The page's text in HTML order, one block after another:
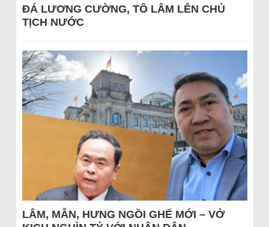
ĐÁ LƯƠNG CƯỜNG, TÔ LÂM LÊN CHỦ
TỊCH NƯỚC
LÂM, MẪN, HƯNG NGỒI GHẾ MỚI – VỞ